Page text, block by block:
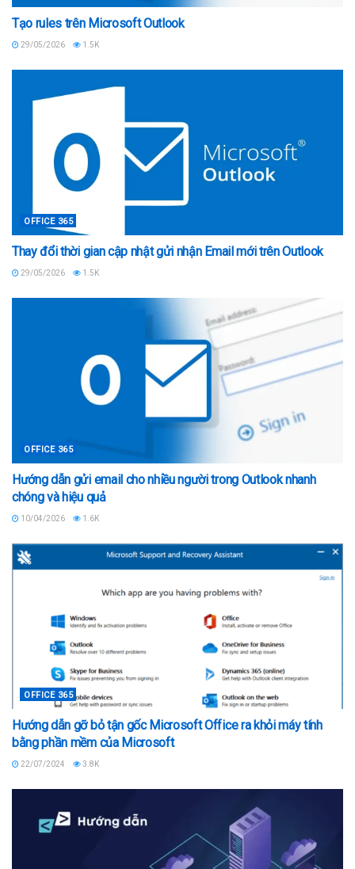
Tạo rules trên Microsoft Outlook
29/05/2026 1.5K
OFFICE 365
Thay đổi thời gian cập nhật gửi nhận Email mới trên Outlook
29/05/2026 1.5K
OFFICE 365
Hướng dẫn gửi email cho nhiều người trong Outlook nhanh
chóng và hiệu quả
10/04/2026 1.6K
OFFICE 365
Hướng dẫn gỡ bỏ tận gốc Microsoft Office ra khỏi máy tính
bằng phần mềm của Microsoft
22/07/2024 3.8K